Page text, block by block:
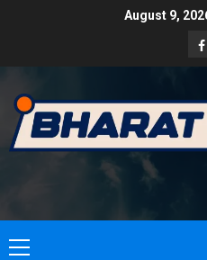
August 9,
Primary